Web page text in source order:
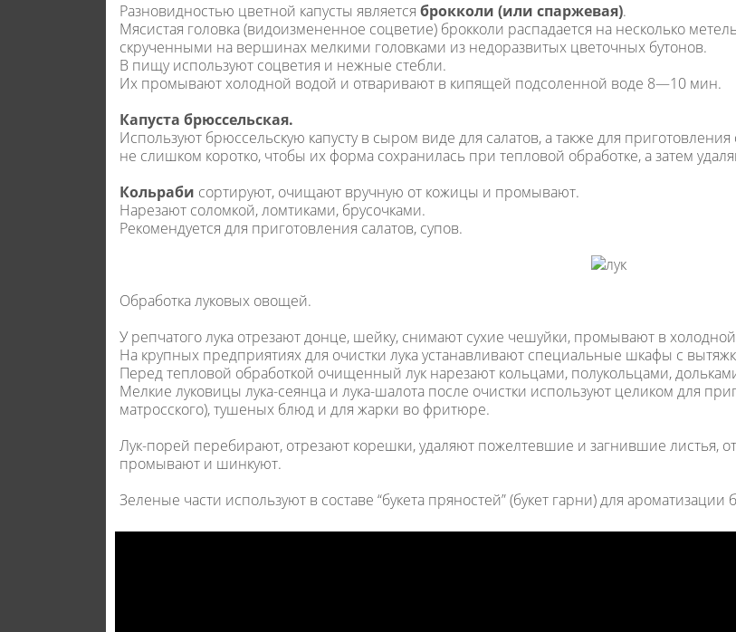
Разновидностью цветной капусты является брокколи (или спаржевая).
Мясистая головка (видоизмененное соцветие) брокколи распадается на несколько
скрученными на вершинах мелкими головками из недоразвитых цветочных бутонов.
В пищу используют соцветия и нежные стебли.
Их промывают холодной водой и отваривают в кипящей подсоленной воде 8—10 мин.
Капуста брюссельская.
Используют брюссельскую капусту в сыром виде для салатов, а также для
не слишком коротко, чтобы их форма сохранилась при тепловой обработке, а затем
Кольраби сортируют, очищают вручную от кожицы и промывают.
Нарезают соломкой, ломтиками, брусочками.
Рекомендуется для приготовления салатов, супов.
Обработка луковых овощей.
У репчатого лука отрезают донце, шейку, снимают сухие чешуйки, промывают в
На крупных предприятиях для очистки лука устанавливают специальные шкафы с
Перед тепловой обработкой очищенный лук нарезают кольцами, полукольцами,
Мелкие луковицы лука-сеянца и лука-шалота после очистки используют целиком для
матросского), тушеных блюд и для жарки во фритюре.
Лук-порей перебирают, отрезают корешки, удаляют пожелтевшие и загнившие листья,
промывают и шинкуют.
Зеленые части используют в составе “букета пряностей” (букет гарни) для ароматизации